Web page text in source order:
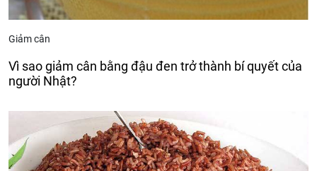
Giảm cân
Vì sao giảm cân bằng đậu đen trở thành bí quyết của
người Nhật?